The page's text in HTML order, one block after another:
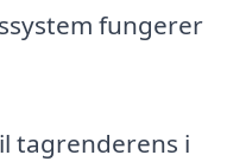
fungerer
tagrenderens i